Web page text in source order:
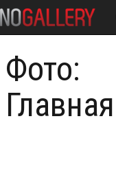
Фото:
Главная